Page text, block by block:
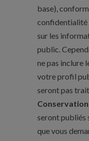
base),
confidentialité
sur les
public.
ne pas inclure
votre profil
seront pas
Conservation
seront publiés
que vous